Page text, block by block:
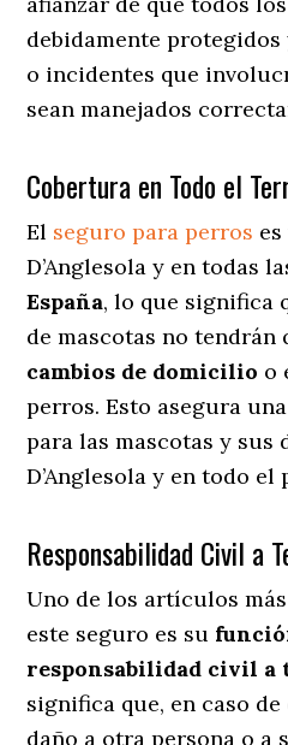
debidamente
o incidentes que
sean manejados
Cobertura en Todo el
El seguro para perros
D’Anglesola y en todas
España, lo que significa
de mascotas no
cambios de domicilio o
perros. Esto asegura
para las mascotas y sus
D’Anglesola y en todo el
Responsabilidad Civil a
Uno de los artículos
este seguro es su
responsabilidad civil a
significa que, en caso
daño a otra persona o a